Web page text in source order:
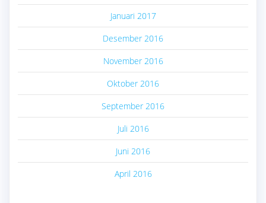
Januari 2017
Desember 2016
November 2016
Oktober 2016
September 2016
Juli 2016
Juni 2016
April 2016